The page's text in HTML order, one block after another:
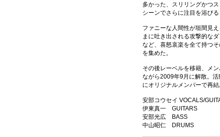
多かった、スリリングかつ
シーンでさらに注目を浴び
ファニーな人間性が垣間見
まに吐き出される攻撃的な
など、喜怒哀楽を全て持つ
を集めた。
その後レーベルを移籍、メ
ながら2009年9月に解散。
にオリジナルメンバーで再
安部コウセイ VOCALS/
伊東真一 GUITARS
安部光広 BASS
中山昭仁 DRUMS